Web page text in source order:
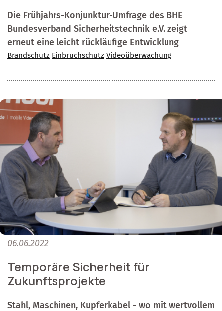
Die Frühjahrs-Konjunktur-Umfrage des BHE
Bundesverband Sicherheitstechnik e.V. zeigt
erneut eine leicht rückläufige Entwicklung
Brandschutz Einbruchschutz Videoüberwachung
06.06.2022
Temporäre Sicherheit für
Zukunftsprojekte
Stahl, Maschinen, Kupferkabel - wo mit wertvollem